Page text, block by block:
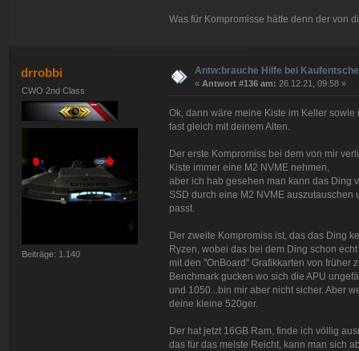
Was für Kompromisse hätte denn der von
drrobbi
CWO 2nd Class
Beiträge: 1.140
Antw:brauche Hilfe bei
« Antwort #136 am: 26.12.21, 09:58 »
Ok, dann wäre meine Kiste im Keller
fast gleich mit deinem Alten.
Der erste Kompromiss bei dem von mir
Kiste immer eine M2 NVME nehmen,
aber ich hab gesehen man kann das Ding
SSD durch eine M2 NVME
passt.
Der zweite Kompromiss ist, das das Ding
Ryzen, wobei das bei dem Ding schon
mit den "OnBoard" Grafikkarten von früher
Benchmark gucken wo sich die APU
und 1050...bin mir aber nicht sicher. Aber
deine kleine 520ger.
Der hat jetzt 16GB Ram, finde ich völlig
das für das meiste Reicht, kann man sich